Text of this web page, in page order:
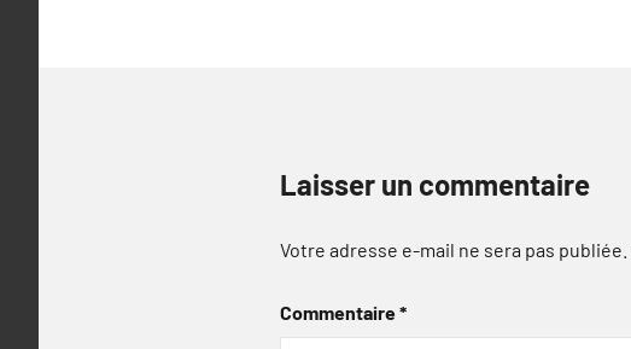
Laisser un commentaire
Votre adresse e-mail ne sera pas publiée.
Commentaire*